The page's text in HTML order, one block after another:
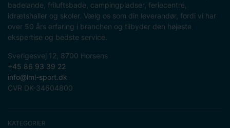
badelande, friluftsbade, campingpladser, feriecentre,
idrætshaller og skoler. Vælg os som din leverandør, fordi vi har
over 50 års erfaring i branchen og tilbyder den højeste
ekspertise og bedste service.
Sverigesvej 12, 8700 Horsens
+45 86 93 39 22
info@lml-sport.dk
CVR DK-34604800
KATEGORIER